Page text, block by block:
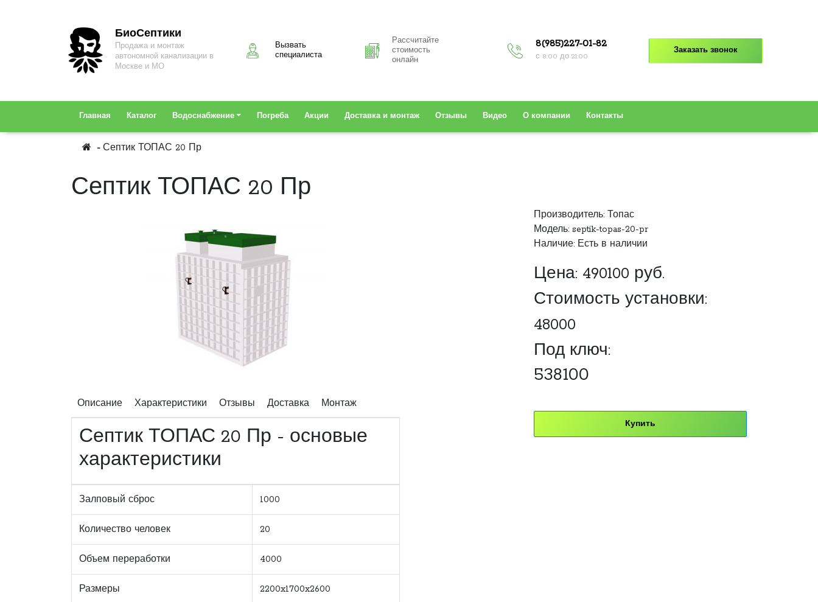
БиоСептики
Продажа и монтаж
автономной канализации в
Москве и МО
Вызвать
специалиста
Рассчитайте
стоимость
онлайн
8(985)227-01-82
с 8:00 до 21:00
Заказать звонок
Главная Каталог Водоснабжение Погреба Акции Доставка и монтаж Отзывы Видео О компании Контакты
Септик ТОПАС 20 Пр
Септик ТОПАС 20 Пр
Описание Характеристики Отзывы Доставка Монтаж
Септик ТОПАС 20 Пр - основые
характеристики
Залповый сброс 1000
Количество человек 20
Объем переработки 4000
Размеры 2200x1700x2600
Производитель: Топас
Модель: septik-topas-20-pr
Наличие: Есть в наличии
Цена: 490100 руб.
Стоимость установки:
48000
Под ключ:
538100
Купить